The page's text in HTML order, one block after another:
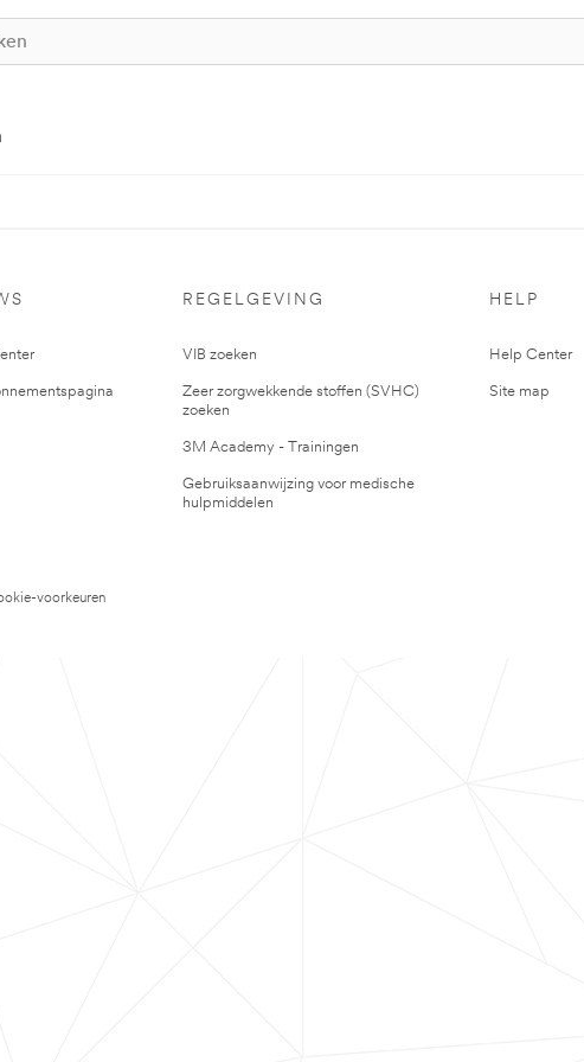
REGELGEVING
VIB zoeken
Zeer zorgwekkende stoffen (SVHC)
zoeken
3M Academy - Trainingen
Gebruiksaanwijzing voor medische
hulpmiddelen
HELP
Help Center
Site map
voorkeuren